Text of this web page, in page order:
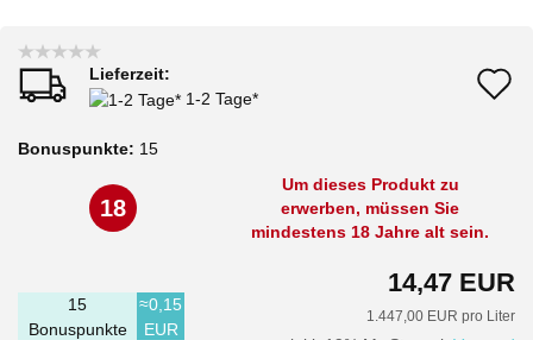
Lieferzeit:
1-2 Tage*
Bonuspunkte: 15
18
Um dieses Produkt zu
erwerben, müssen Sie
mindestens 18 Jahre alt sein.
14,47 EUR
1.447,00 EUR pro Liter
15
Bonuspunkte
≈0,15
EUR